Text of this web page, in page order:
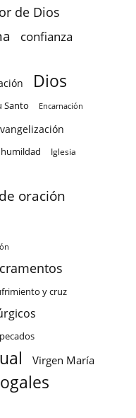
de Dios
confianza
Dios
Santo Encarnación
humildad Iglesia
oración
y cruz
Virgen María